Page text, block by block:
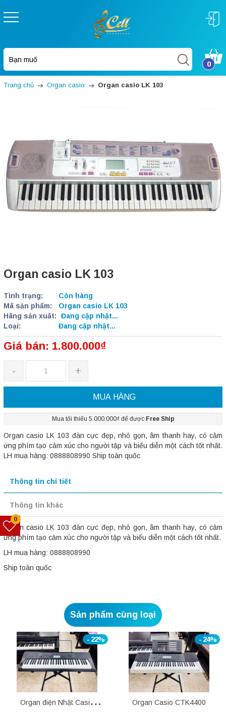
0
Trang chủ Organ casio Organ casio LK 103
Organ casio LK 103
Tình trạng:
Còn hàng
Mã sản phẩm:
Organ casio LK 103
Hãng sản xuất:
Đang cập nhật...
Loại:
Đang cập nhật...
Giá bán: 1.800.000₫
- +
MUA HÀNG
Mua tối thiểu 5.000.000₫ để được Free Ship
Organ casio LK 103 đàn cực đẹp, nhỏ gọn, âm thanh hay, có cảm
ứng phím tạo cảm xúc cho người tập và biểu diễn một cách tốt nhất.
LH mua hàng: 0888808990 Ship toàn quốc
Thông tin chi tiết
Thông tin khác
Organ casio LK 103 đàn cực đẹp, nhỏ gọn, âm thanh hay, có cảm
ứng phím tạo cảm xúc cho người tập và biểu diễn một cách tốt nhất.
LH mua hàng: 0888808990
Ship toàn quốc
Sản phẩm cùng loại
- 22%
Organ điện Nhật Casio
- 24%
Organ Casio CTK4400
0